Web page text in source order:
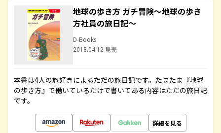
地球の歩き方 ガチ冒険～地球の歩き
方社員の旅日記～
D-Books
2018.04.12 発売
本書は4人の旅好きによるただの旅日記です。たまたま『地球
の歩き方』で働いているだけで書いてある内容はただの旅日記
です。
詳細を見る